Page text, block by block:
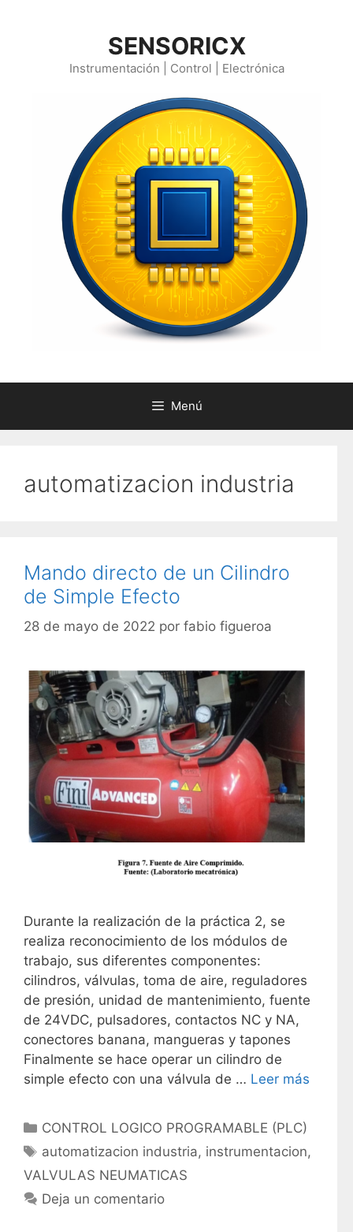
SENSORICX
Instrumentación | Control | Electrónica
Menú
automatizacion industria
Mando directo de un Cilindro
de Simple Efecto
28 de mayo de 2022 por fabio figueroa
Durante la realización de la práctica 2, se
realiza reconocimiento de los módulos de
trabajo, sus diferentes componentes:
cilindros, válvulas, toma de aire, reguladores
de presión, unidad de mantenimiento, fuente
de 24VDC, pulsadores, contactos NC y NA,
conectores banana, mangueras y tapones
Finalmente se hace operar un cilindro de
simple efecto con una válvula de … Leer más
C
a
e
g
CONTROL LOGICO PROGRAMABLE (PLC)
E
t
q
automatizacion industria, instrumentacion,
VALVULAS NEUMATICAS
Deja un comentario